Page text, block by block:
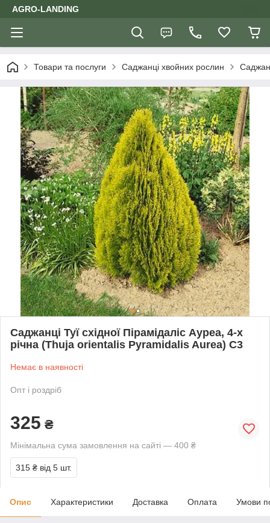
AGRO-LANDING
Товари та послуги Саджанці хвойних рослин
Саджанці Туї східної Пірамідаліс Ауреа, 4-х
річна (Thuja orientalis Pyramidalis Aurea) С3
Немає в наявності
Опт і роздріб
325 ₴
Мінімальна сума замовлення на сайті — 400 ₴
315 ₴ від 5 шт.
Опис Характеристики Доставка Оплата Умови